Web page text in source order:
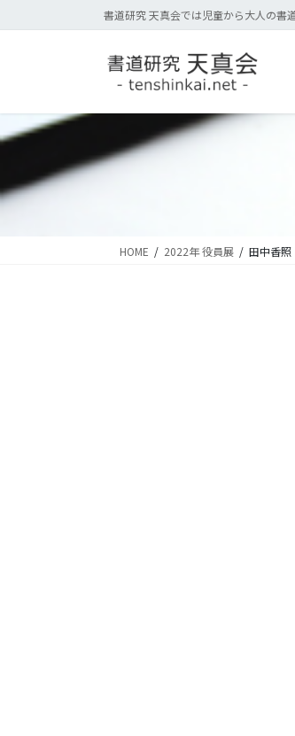
ン
に
移
ビ
ョ
ン
動
書道研究 天真会では児童から大人の書
HOME 2022年 役員展 田中香照